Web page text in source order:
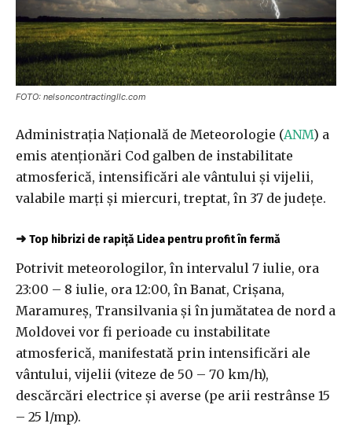
FOTO: nelsoncontractingllc.com
Administraţia Naţională de Meteorologie (ANM) a
emis atenţionări Cod galben de instabilitate
atmosferică, intensificări ale vântului şi vijelii,
valabile marţi şi miercuri, treptat, în 37 de judeţe.
➜ Top hibrizi de rapiță Lidea pentru profit în fermă
Potrivit meteorologilor, în intervalul 7 iulie, ora
23:00 – 8 iulie, ora 12:00, în Banat, Crişana,
Maramureş, Transilvania şi în jumătatea de nord a
Moldovei vor fi perioade cu instabilitate
atmosferică, manifestată prin intensificări ale
vântului, vijelii (viteze de 50 – 70 km/h),
descărcări electrice şi averse (pe arii restrânse 15
– 25 l/mp).